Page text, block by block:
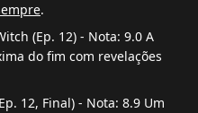
.
(Ep. 12) - Nota: 9.0 A
do fim com revelações
12, Final) - Nota: 8.9 Um